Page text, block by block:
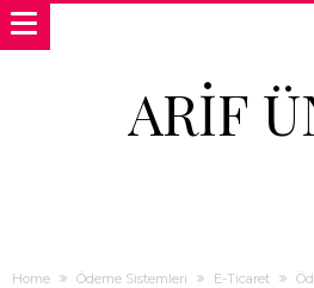
ARIF
Home Ödeme Sistemleri E-Ticaret